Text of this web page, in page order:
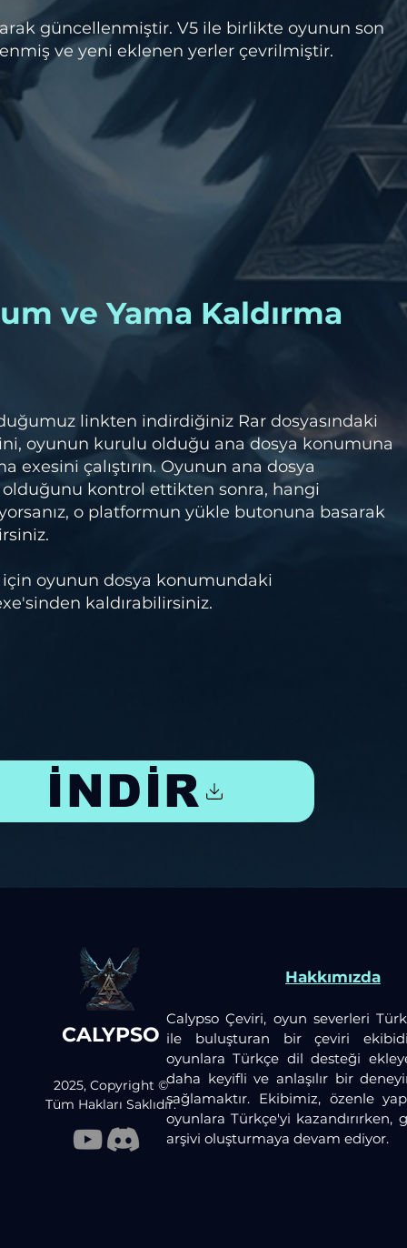
güncellenmiştir. V5 ile birlikte oyunun son
ve yeni eklenen yerler çevrilmiştir.
ve Yama Kaldırma
linkten indirdiğiniz Rar dosyasındaki
oyunun kurulu olduğu ana dosya konumuna
exesini çalıştırın. Oyunun ana dosya
kontrol ettikten sonra, hangi
o platformun yükle butonuna basarak
için oyunun dosya konumundaki
kaldırabilirsiniz.
İNDİR
CALYPSO
2025, Copyright ©
Tüm Hakları Saklıdır.
Hakkımızda
Calypso Çeviri, oyun severleri
ile buluşturan bir çeviri
oyunlara Türkçe dil desteği
daha keyifli ve anlaşılır bir
sağlamaktır. Ekibimiz, özenle
oyunlara Türkçe'yi kazandırırken,
arşivi oluşturmaya devam ediyor.​